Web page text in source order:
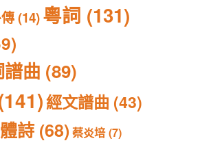
(14)粵詞 (131)
曲 (89)
經文譜曲 (43)
詩 (68) 蔡炎培(7)